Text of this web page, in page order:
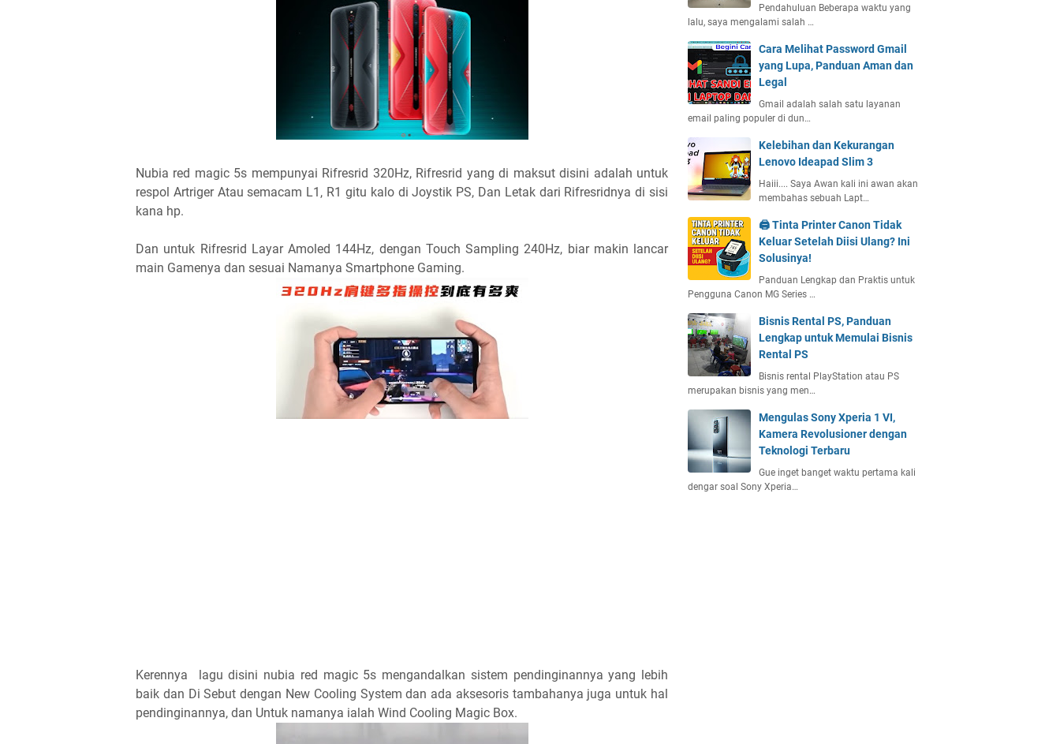
Nubia red magic 5s mempunyai Rifresrid 320Hz, Rifresrid yang di maksut disini adalah untuk
respol Artriger Atau semacam L1, R1 gitu kalo di Joystik PS, Dan Letak dari Rifresridnya di sisi
kana hp.
Dan untuk Rifresrid Layar Amoled 144Hz, dengan Touch Sampling 240Hz, biar makin lancar
main Gamenya dan sesuai Namanya Smartphone Gaming.
Kerennya lagu disini nubia red magic 5s mengandalkan sistem pendinginannya yang lebih
baik dan Di Sebut dengan New Cooling System dan ada aksesoris tambahanya juga untuk hal
pendinginannya, dan Untuk namanya ialah Wind Cooling Magic Box.
Pendahuluan Beberapa waktu yang
lalu, saya mengalami salah …
Cara Melihat Password Gmail
yang Lupa, Panduan Aman dan
Legal
Gmail adalah salah satu layanan
email paling populer di dun…
Kelebihan dan Kekurangan
Lenovo Ideapad Slim 3
Haiii.... Saya Awan kali ini awan akan
membahas sebuah Lapt…
🖨️ Tinta Printer Canon Tidak
Keluar Setelah Diisi Ulang? Ini
Solusinya!
Panduan Lengkap dan Praktis untuk
Pengguna Canon MG Series …
Bisnis Rental PS, Panduan
Lengkap untuk Memulai Bisnis
Rental PS
Bisnis rental PlayStation atau PS
merupakan bisnis yang men…
Mengulas Sony Xperia 1 VI,
Kamera Revolusioner dengan
Teknologi Terbaru
Gue inget banget waktu pertama kali
dengar soal Sony Xperia…